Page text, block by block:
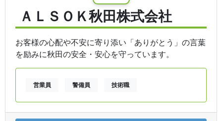
ＡＬＳＯＫ秋田株式会社
お客様の心配や不安に寄り添い「ありがとう」の言葉
を励みに秋田の安全・安心を守っています。
営業員 警備員 技術職